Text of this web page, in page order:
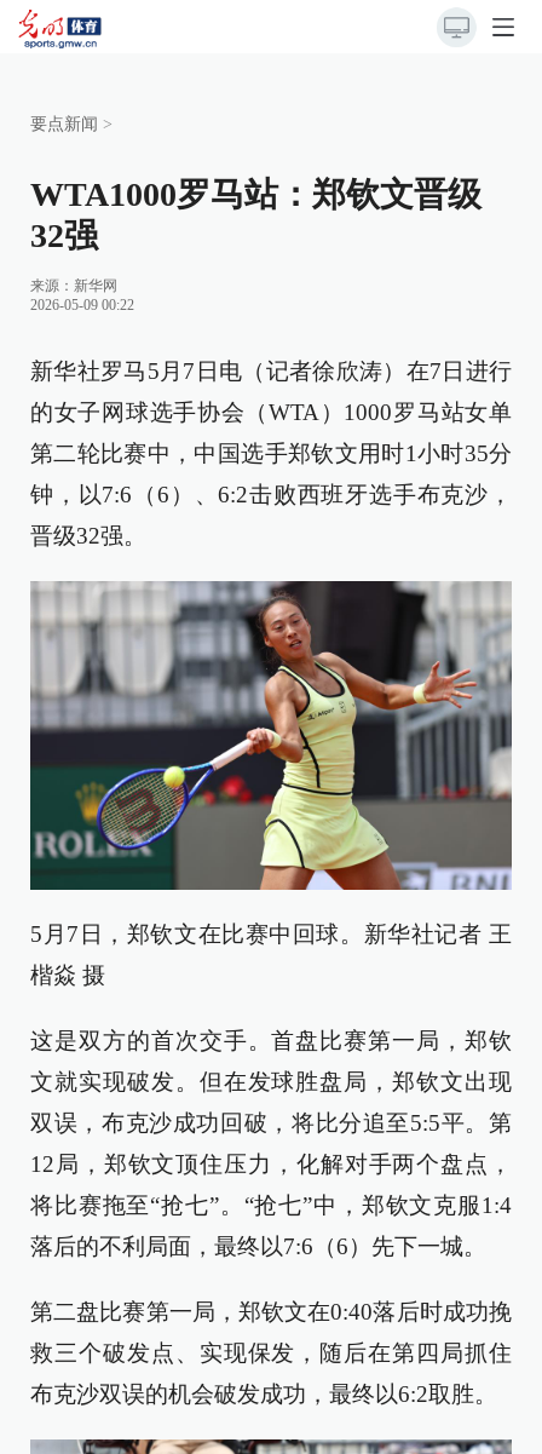
要点新闻 >
WTA1000罗马站：郑钦文晋级
32强
来源： 新华网
2026-05-09 00:22
新华社罗马5月7日电（记者徐欣涛）在7日进行
的女子网球选手协会（WTA）1000罗马站女单
第二轮比赛中，中国选手郑钦文用时1小时35分
钟，以7:6（6）、6:2击败西班牙选手布克沙，
晋级32强。
5月7日，郑钦文在比赛中回球。新华社记者 王
楷焱 摄
这是双方的首次交手。首盘比赛第一局，郑钦
文就实现破发。但在发球胜盘局，郑钦文出现
双误，布克沙成功回破，将比分追至5:5平。第
12局，郑钦文顶住压力，化解对手两个盘点，
将比赛拖至“抢七”。“抢七”中，郑钦文克服1:4
落后的不利局面，最终以7:6（6）先下一城。
第二盘比赛第一局，郑钦文在0:40落后时成功挽
救三个破发点、实现保发，随后在第四局抓住
布克沙双误的机会破发成功，最终以6:2取胜。